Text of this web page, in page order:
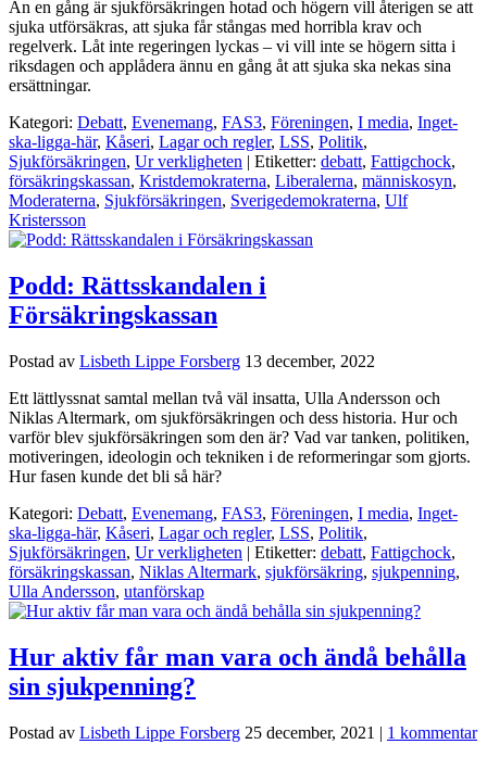
Än en gång är sjukförsäkringen hotad och högern vill återigen se att
sjuka utförsäkras, att sjuka får stångas med horribla krav och
regelverk. Låt inte regeringen lyckas – vi vill inte se högern sitta i
riksdagen och applådera ännu en gång åt att sjuka ska nekas sina
ersättningar.
Kategori: Debatt, Evenemang, FAS3, Föreningen, I media, Inget-
ska-ligga-här, Kåseri, Lagar och regler, LSS, Politik,
Sjukförsäkringen, Ur verkligheten | Etiketter: debatt, Fattigchock,
försäkringskassan, Kristdemokraterna, Liberalerna, människosyn,
Moderaterna, Sjukförsäkringen, Sverigedemokraterna, Ulf
Kristersson
Podd: Rättsskandalen i
Försäkringskassan
Postad av Lisbeth Lippe Forsberg 13 december, 2022
Ett lättlyssnat samtal mellan två väl insatta, Ulla Andersson och
Niklas Altermark, om sjukförsäkringen och dess historia. Hur och
varför blev sjukförsäkringen som den är? Vad var tanken, politiken,
motiveringen, ideologin och tekniken i de reformeringar som gjorts.
Hur fasen kunde det bli så här?
Kategori: Debatt, Evenemang, FAS3, Föreningen, I media, Inget-
ska-ligga-här, Kåseri, Lagar och regler, LSS, Politik,
Sjukförsäkringen, Ur verkligheten | Etiketter: debatt, Fattigchock,
försäkringskassan, Niklas Altermark, sjukförsäkring, sjukpenning,
Ulla Andersson, utanförskap
Hur aktiv får man vara och ändå behålla
sin sjukpenning?
Postad av Lisbeth Lippe Forsberg 25 december, 2021 | 1 kommentar